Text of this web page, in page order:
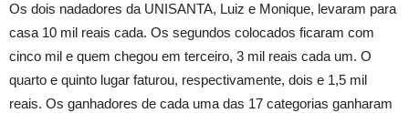
Os dois nadadores da UNISANTA, Luiz e Monique, levaram para
casa 10 mil reais cada. Os segundos colocados ficaram com
cinco mil e quem chegou em terceiro, 3 mil reais cada um. O
quarto e quinto lugar faturou, respectivamente, dois e 1,5 mil
reais. Os ganhadores de cada uma das 17 categorias ganharam